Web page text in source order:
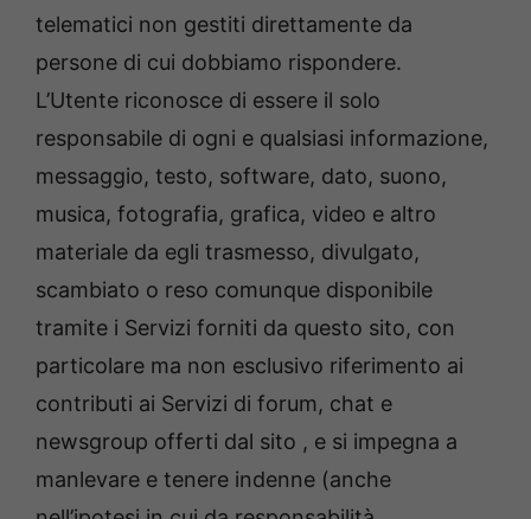
telematici non gestiti direttamente da
persone di cui dobbiamo rispondere.
L’Utente riconosce di essere il solo
responsabile di ogni e qualsiasi informazione,
messaggio, testo, software, dato, suono,
musica, fotografia, grafica, video e altro
materiale da egli trasmesso, divulgato,
scambiato o reso comunque disponibile
tramite i Servizi forniti da questo sito, con
particolare ma non esclusivo riferimento ai
contributi ai Servizi di forum, chat e
newsgroup offerti dal sito , e si impegna a
manlevare e tenere indenne (anche